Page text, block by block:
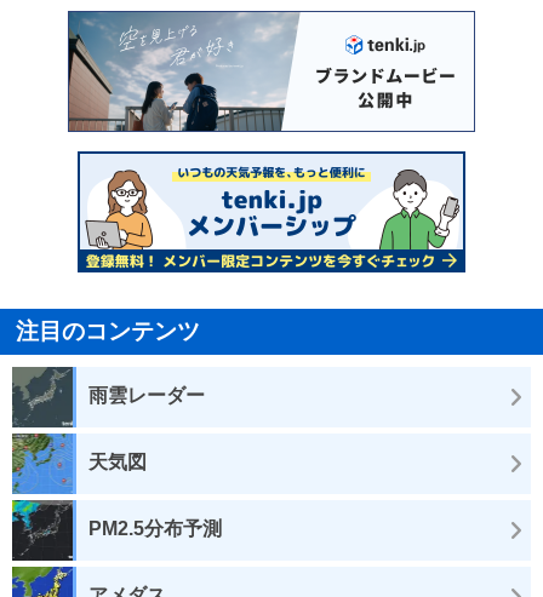
注目のコンテンツ
雨雲レーダー
天気図
PM2.5分布予測